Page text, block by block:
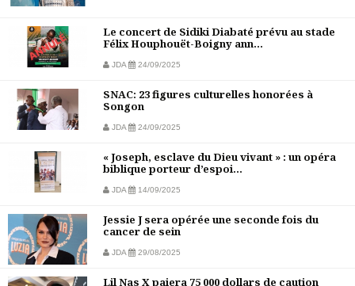
Le concert de Sidiki Diabaté prévu au stade
Félix Houphouët-Boigny ann...
JDA 24/09/2025
SNAC: 23 figures culturelles honorées à
Songon
JDA 24/09/2025
« Joseph, esclave du Dieu vivant » : un opéra
biblique porteur d’espoi...
JDA 14/09/2025
Jessie J sera opérée une seconde fois du
cancer de sein
JDA 29/08/2025
Lil Nas X paiera 75 000 dollars de caution